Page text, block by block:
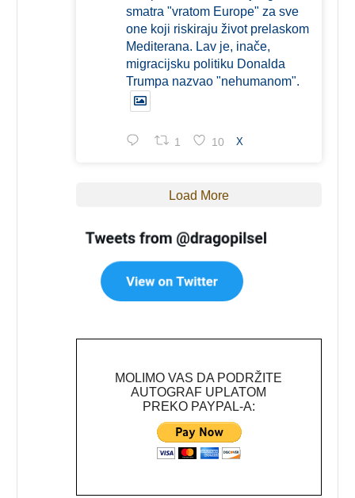
smatra "vratom Europe" za sve
one koji riskiraju život prelaskom
Mediterana. Lav je, inače,
migracijsku politiku Donalda
Trumpa nazvao "nehumanom".
1 10 X
Load More
MOLIMO VAS DA PODRŽITE
AUTOGRAF UPLATOM
PREKO PAYPAL-A: